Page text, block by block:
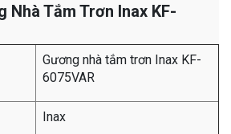
Nhà Tắm Trơn Inax KF-
Gương nhà tắm trơn Inax KF-
6075VAR
Inax